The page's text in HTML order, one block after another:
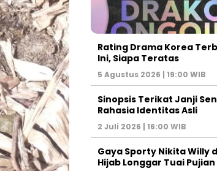
Rating Drama Korea
Ini, Siapa Teratas
5 Agustus 2026 | 19:00 WIB
Sinopsis Terikat Janji
Rahasia Identitas Asli
2 Juli 2026 | 16:00 WIB
Gaya Sporty Nikita Willy
Hijab Longgar Tuai Pujian